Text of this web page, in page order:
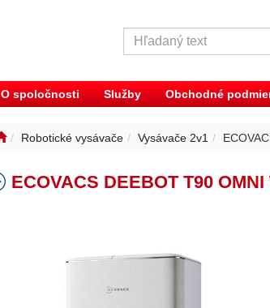
O spoločnosti Služby Obchodné
Robotické vysávače Vysávače 2v1
ECOVACS DEEBOT T90 OMNI